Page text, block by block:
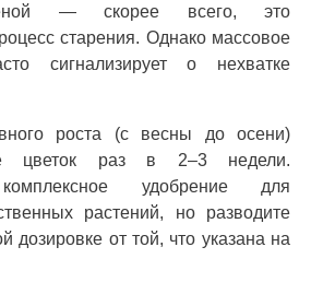
— скорее всего, это
старения. Однако массовое
сигнализирует о нехватке
роста (с весны до осени)
цветок раз в 2–3 недели.
удобрение для
растений, но разводите
дозировке от той, что указана на